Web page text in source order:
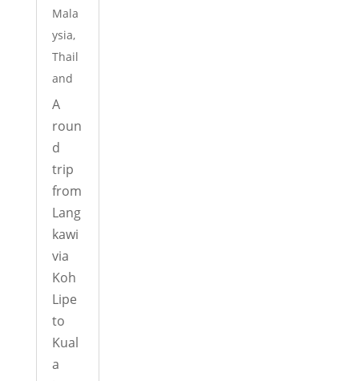
Mala
ysia,
Thail
and
A
roun
d
trip
from
Lang
kawi
via
Koh
Lipe
to
Kual
a